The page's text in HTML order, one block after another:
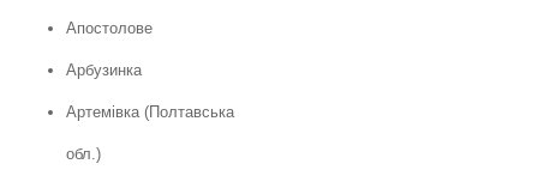
Апостолове
Арбузинка
Артемівка (Полтавська
обл.)